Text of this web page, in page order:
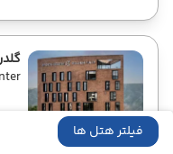
فیلتر هتل ها